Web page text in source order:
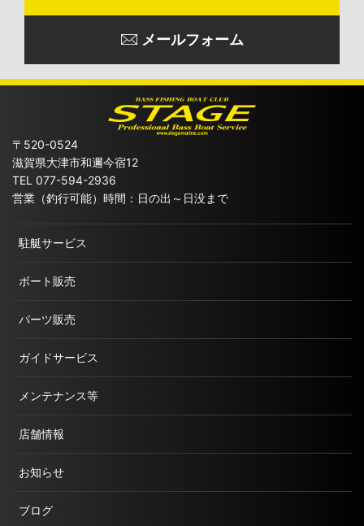
メールフォーム
〒520-0524
滋賀県大津市和邇今宿12
TEL 077-594-2936
営業（釣行可能）時間：日の出～日没まで
駐艇サービス
ボート販売
パーツ販売
ガイドサービス
メンテナンス等
店舗情報
お知らせ
ブログ